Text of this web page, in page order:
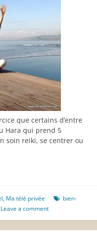
que certains d’entre
Hara qui prend 5
soin reiki, se centrer ou
, Ma télé privée
bien-
Leave a comment